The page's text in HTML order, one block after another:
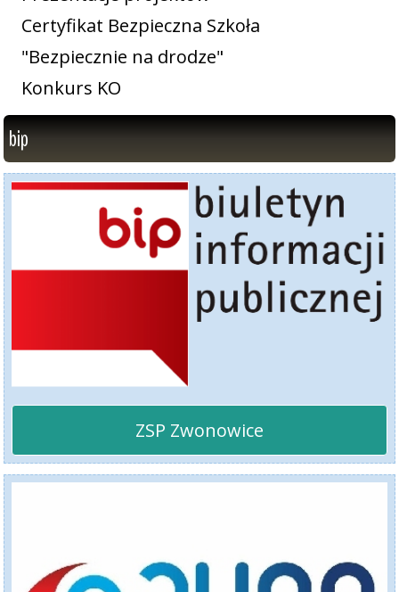
Certyfikat Bezpieczna Szkoła
"Bezpiecznie na drodze"
Konkurs KO
bip
ZSP Zwonowice